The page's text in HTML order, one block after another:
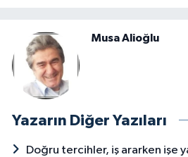
Musa Alioğlu
Yazarın Diğer Yazıları
Doğru tercihler, iş ararken işe